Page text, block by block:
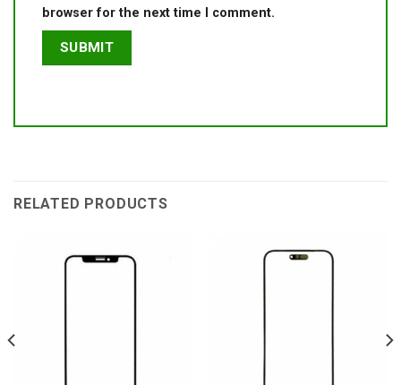
browser for the next time I comment.
RELATED PRODUCTS